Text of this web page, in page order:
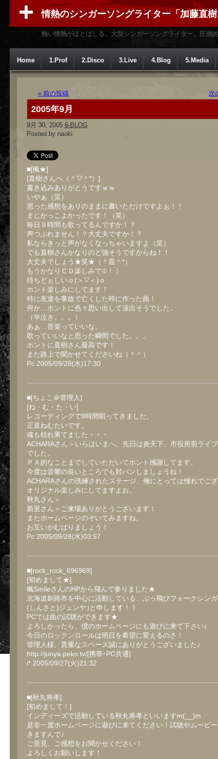
情熱のシンガーソングライター「加藤直
熱い情熱がほとばしる、大型シンガーソングライター。圧倒
Home 1.Prof 2.Disco 3.Live 4.Blog 5.Media
« 前の投稿 次
2005年9月
9月 30, 2005 6-BLOG
Posted by naoki
■[楓★]
[直樹さんへ（＾▽＾*）]
書き込みありがとうですｗｗ
いやぁ（笑）
思った感想をありのままに書いただけですよぉ！！
まじかっこよかったです！（笑）
毎日９時間も歌ってるんですか！？
声つぶれません！？大丈夫ですか！？
私ならきっと声がなくなっちゃいますよ（笑）
でも直樹さんかなりのど強そうですからね！！
大丈夫でしょう★笑★（＾皿＾*）
もうかなりＣＤ楽しみで②！！
待ちどぉしいｏ(＞▽＜)ｏ
ホント楽しみにしてます！
特に友達を事故で亡くした時に作った曲！
何か…ホントに色々思い出して涙出そうでした。
（半泣き。。。）
あぁ…音楽っていいな。
歌っていいなと思った瞬間でした。。。
ホントに直樹さん最高です！
また路上で聞かせてくださいね（＾＾）
Pc 2005/09/28(水)17:30
■[ちょこ＠管理人]
[ね・む・た・い]
レコーディングで9時間唄ってきました。
正直ねむたいです。
魂も枯れ果てました・・・
ACHARAさん＞いらはいまへ。先日は炎天下、市役所前ライ
でした。
ＰＡ的なことまでしていただいてホント感謝してます。
今度は音響の良いところでも対バンしましょうね！
ACHARAさんの洗練されたステージ、俺にとっては憧れでご
オリジナル楽しみにしてますよお。
秋丸さん＞
新里さん＞ご来場ありがとうございます！
またホームページのぞいてみますね。
お互いがむばりましょう！
Pc 2005/09/28(水)03:57
■[rock_rock_696969]
[初めまして★]
楓SmileさんのHPから飛んで参りました★
北海道釧路市を中心に活動している、ぶっ飛びフォークシン
(しんさと)ジュンヤ｣と申します！！
PCでは曲の試聴ができます★
よろしかったら、僕のホームページにも遊びに来て下さい♪
今日のロックンロールは明日を希望に変えるのさ！
管理人様、貴重なスペース誠にありがとうございました♪
http://junya.peko.tv/[携帯･PC共通]
i* 2005/09/27(火)21:32
■[秋丸将孝]
[初めまして！]
インディーズで活動している秋丸将孝といいますm(__)m
是非一度ホームページに遊びに来てください！試聴やムービ
きますんで♪
ご意見、ご感想をお聞かせください！
よろしくお願いします！